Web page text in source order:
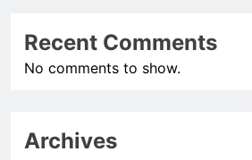
Recent Comments
No comments to show.
Archives